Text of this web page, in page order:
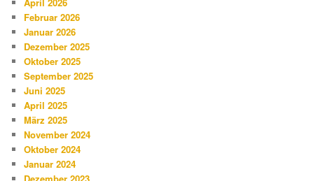
Februar 2026
Januar 2026
Dezember 2025
Oktober 2025
September 2025
Juni 2025
April 2025
März 2025
November 2024
Oktober 2024
Januar 2024